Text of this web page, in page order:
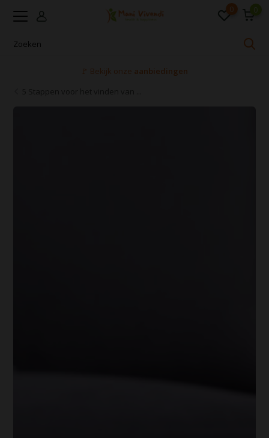
0 0
Voor 16:00 uur besteld, dezelfde dag verzonden